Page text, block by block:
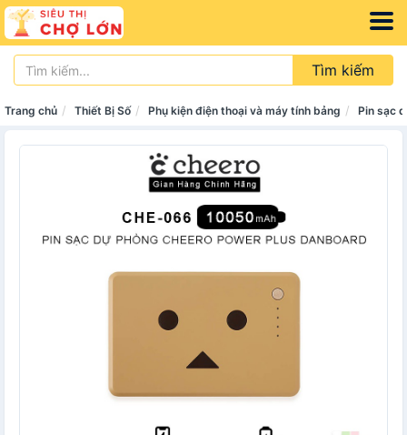
Tìm kiếm
Trang chủ Thiết Bị Số Phụ kiện điện thoại và máy tính bảng Pin sạc